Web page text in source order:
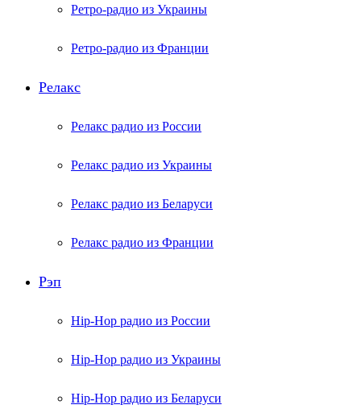
Ретро-радио из Украины
Ретро-радио из Франции
Релакс
Релакс радио из России
Релакс радио из Украины
Релакс радио из Беларуси
Релакс радио из Франции
Рэп
Hip-Hop радио из России
Hip-Hop радио из Украины
Hip-Hop радио из Беларуси